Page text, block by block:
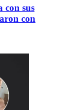
con sus
con